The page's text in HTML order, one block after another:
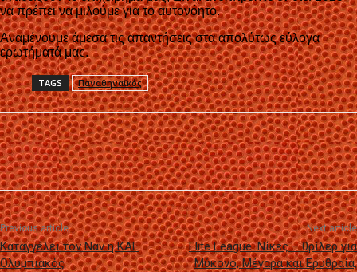
να πρέπει να μιλούμε για το αυτονόητο.
Αναμένουμε άμεσα τις απαντήσεις στα απολύτως εύλογα
ερωτήματά μας.
TAGS Παναθηναϊκός
Previous article
Καταγγέλει τον Ναν η ΚΑΕ
Ολυμπιακός
Next article
Elite League: Νίκες – θρίλερ για
Μύκονο, Μέγαρα και Ερυθραία,